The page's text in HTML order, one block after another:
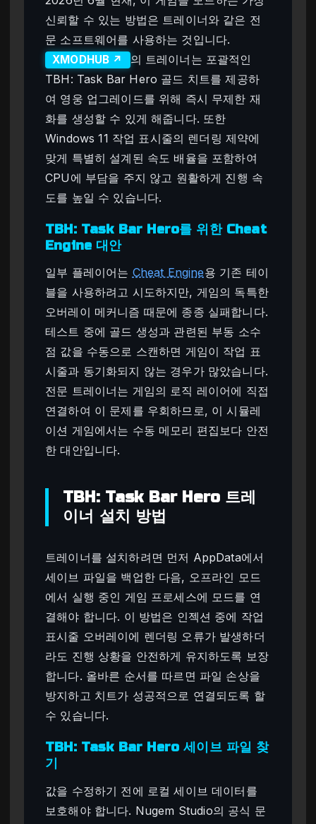
신뢰할 수 있는 방법은 트레이너와 같은 전
문 소프트웨어를 사용하는 것입니다.
XMODHUB ↗
의 트레이너는 포괄적인
TBH: Task Bar Hero 골드 치트를 제공하
여 영웅 업그레이드를 위해 즉시 무제한 재
화를 생성할 수 있게 해줍니다. 또한
Windows 11 작업 표시줄의 렌더링 제약에
맞게 특별히 설계된 속도 배율을 포함하여
CPU에 부담을 주지 않고 원활하게 진행 속
도를 높일 수 있습니다.
TBH: Task Bar Hero를 위한 Cheat
Engine 대안
일부 플레이어는 Cheat Engine용 기존 테이
블을 사용하려고 시도하지만, 게임의 독특한
오버레이 메커니즘 때문에 종종 실패합니다.
테스트 중에 골드 생성과 관련된 부동 소수
점 값을 수동으로 스캔하면 게임이 작업 표
시줄과 동기화되지 않는 경우가 많았습니다.
전문 트레이너는 게임의 로직 레이어에 직접
연결하여 이 문제를 우회하므로, 이 시뮬레
이션 게임에서는 수동 메모리 편집보다 안전
한 대안입니다.
TBH: Task Bar Hero 트레
이너 설치 방법
트레이너를 설치하려면 먼저 AppData에서
세이브 파일을 백업한 다음, 오프라인 모드
에서 실행 중인 게임 프로세스에 모드를 연
결해야 합니다. 이 방법은 인젝션 중에 작업
표시줄 오버레이에 렌더링 오류가 발생하더
라도 진행 상황을 안전하게 유지하도록 보장
합니다. 올바른 순서를 따르면 파일 손상을
방지하고 치트가 성공적으로 연결되도록 할
수 있습니다.
TBH: Task Bar Hero 세이브 파일 찾
기
값을 수정하기 전에 로컬 세이브 데이터를
보호해야 합니다. Nugem Studio의 공식 문